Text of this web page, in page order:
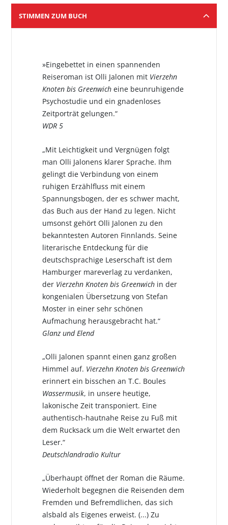
STIMMEN ZUM BUCH
»Eingebettet in einen spannenden
Reiseroman ist Olli Jalonen mit Vierzehn
Knoten bis Greenwicheine beunruhigende
Psychostudie und ein gnadenloses
Zeitporträt gelungen.“
WDR 5
„Mit Leichtigkeit und Vergnügen folgt
man Olli Jalonens klarer Sprache. Ihm
gelingt die Verbindung von einem
ruhigen Erzählfluss mit einem
Spannungsbogen, der es schwer macht,
das Buch aus der Hand zu legen. Nicht
umsonst gehört Olli Jalonen zu den
bekanntesten Autoren Finnlands. Seine
literarische Entdeckung für die
deutschsprachige Leserschaft ist dem
Hamburger mareverlag zu verdanken,
der Vierzehn Knoten bis Greenwichin der
kongenialen Übersetzung von Stefan
Moster in einer sehr schönen
Aufmachung herausgebracht hat.“
Glanz und Elend
„Olli Jalonen spannt einen ganz großen
Himmel auf. Vierzehn Knoten bis Greenwich
erinnert ein bisschen an T.C. Boules
Wassermusik, in unsere heutige,
lakonische Zeit transponiert. Eine
authentisch-hautnahe Reise zu Fuß mit
dem Rucksack um die Welt erwartet den
Leser.“
Deutschlandradio Kultur
„Überhaupt öffnet der Roman die Räume.
Wiederholt begegnen die Reisenden dem
Fremden und Befremdlichen, das sich
alsbald als Eigenes erweist. (...) Zu